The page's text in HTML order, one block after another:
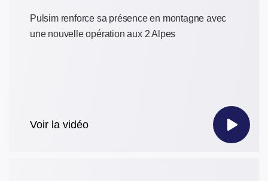
Pulsim renforce sa présence en montagne avec
une nouvelle opération aux 2 Alpes
Voir la vidéo